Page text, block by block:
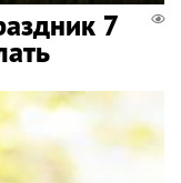
7